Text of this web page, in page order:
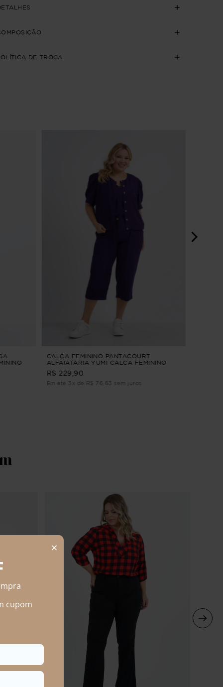
DE TROCA
CALÇA FEMININO PANTACOURT
ALFAIATARIA YUMI CALÇA FEMININO
PANTACOURT ALFAIATARIA Azul G3
R$ 229,90
Em até 3x de R$ 76,63 sem juros